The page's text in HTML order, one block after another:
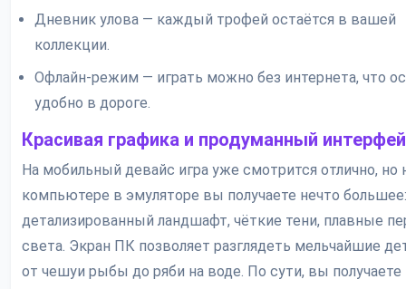
Дневник улова — каждый трофей остаётся в вашей
коллекции.
Офлайн-режим — играть можно без интернета, что
удобно в дороге.
Красивая графика и продуманный
На мобильный девайс игра уже смотрится отлично, но
компьютере в эмуляторе вы получаете нечто большее:
детализированный ландшафт, чёткие тени, плавные
света. Экран ПК позволяет разглядеть мельчайшие
от чешуи рыбы до ряби на воде. По сути, вы получаете